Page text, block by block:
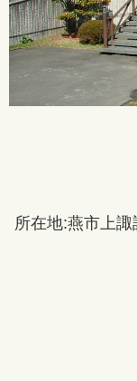
所在地:燕市上諏